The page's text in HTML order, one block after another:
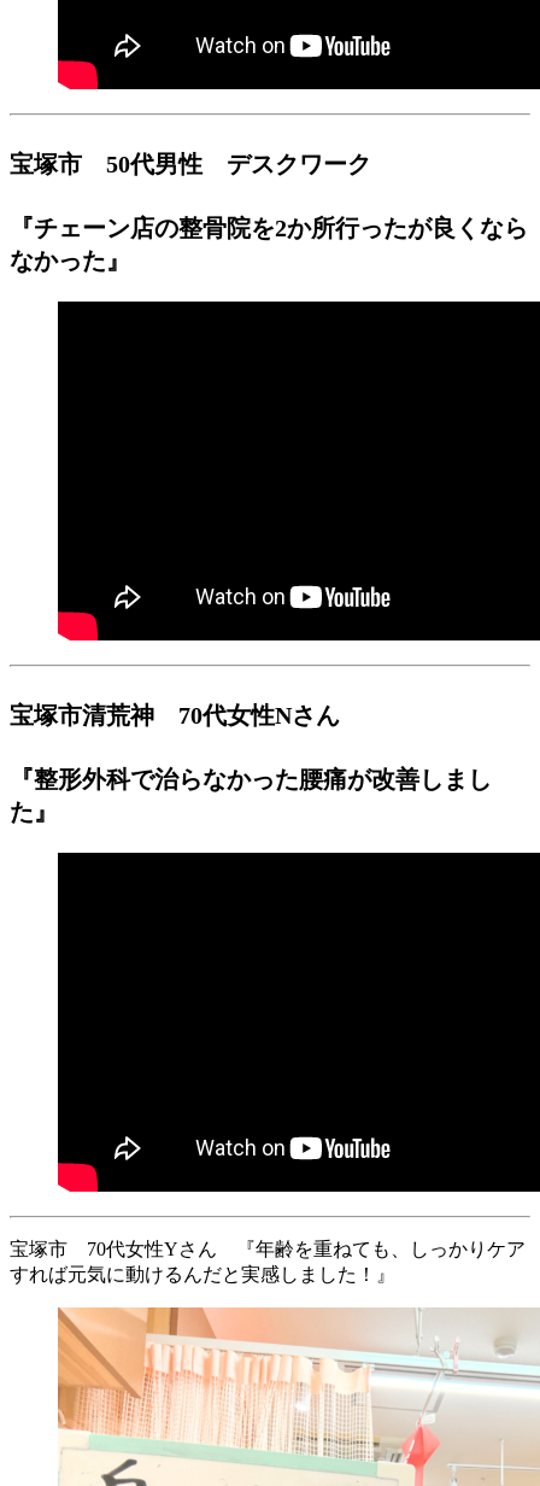
宝塚市 50代男性 デスクワーク
『チェーン店の整骨院を2か所行ったが良くなら
なかった』
宝塚市清荒神 70代女性Nさん
『整形外科で治らなかった腰痛が改善しまし
た』
宝塚市 70代女性Yさん 『年齢を重ねても、しっかりケア
すれば元気に動けるんだと実感しました！』